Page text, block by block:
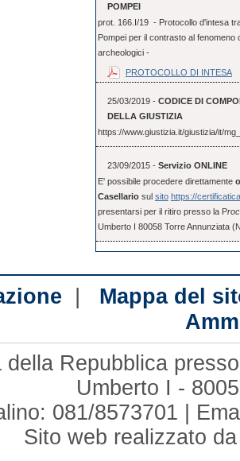
POMPEI
prot. 166.I/19 - Protocollo d'intesa
Pompei per il contrasto al
archeologici -
PROTOCOLLO DI INTESA
25/03/2019 - CODICE DI
DELLA GIUSTIZIA
https://www.giustizia.it/giustizia/it/
23/09/2015 - Servizio ONLINE
E' possibile procedere direttamente
Casellario sul sito https://
presentarsi per il ritiro presso la P
Umberto I 80058 Torre Annunziata
| Mappa del
della Repubblica
Umberto I -
081/8573701 |
Sito web realizzato